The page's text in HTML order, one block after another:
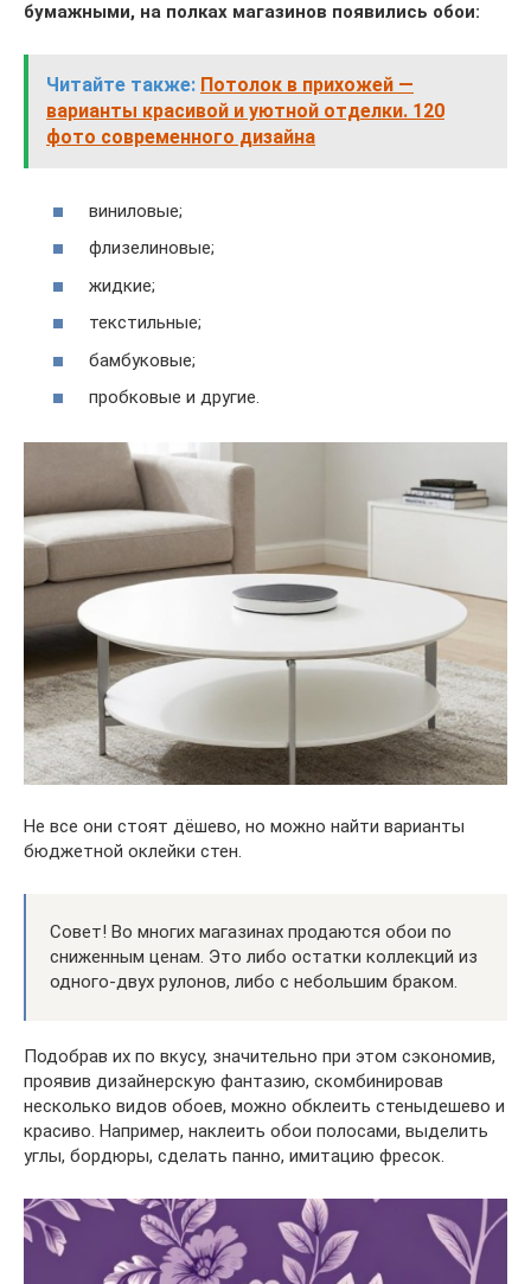
бумажными, на полках магазинов появились обои:
Читайте также: Потолок в прихожей —
варианты красивой и уютной отделки. 120
фото современного дизайна
виниловые;
флизелиновые;
жидкие;
текстильные;
бамбуковые;
пробковые и другие.
Не все они стоят дёшево, но можно найти варианты
бюджетной оклейки стен.
Совет! Во многих магазинах продаются обои по
сниженным ценам. Это либо остатки коллекций из
одного-двух рулонов, либо с небольшим браком.
Подобрав их по вкусу, значительно при этом сэкономив,
проявив дизайнерскую фантазию, скомбинировав
несколько видов обоев, можно обклеить стеныдешево и
красиво. Например, наклеить обои полосами, выделить
углы, бордюры, сделать панно, имитацию фресок.